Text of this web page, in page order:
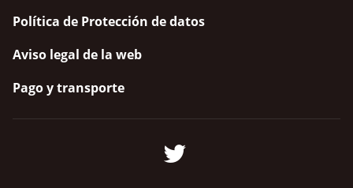
Política de Protección de datos
Aviso legal de la web
Pago y transporte